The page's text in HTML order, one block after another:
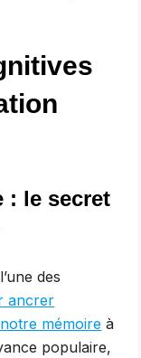
: le secret
des
ancrer
mémoire à
populaire,